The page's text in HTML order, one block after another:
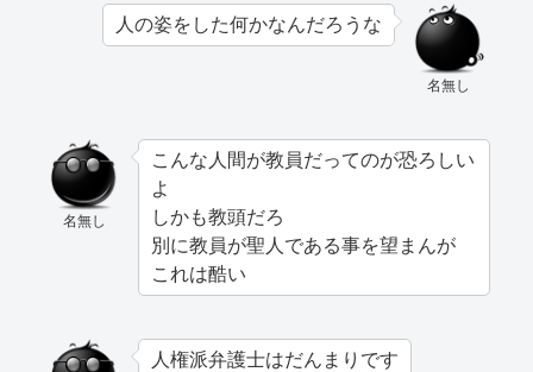
名無し
人の姿をした何かなんだろうな
名無し
こんな人間が教員だってのが恐ろしい
よ
しかも教頭だろ
別に教員が聖人である事を望まんが
これは酷い
人権派弁護士はだんまりです